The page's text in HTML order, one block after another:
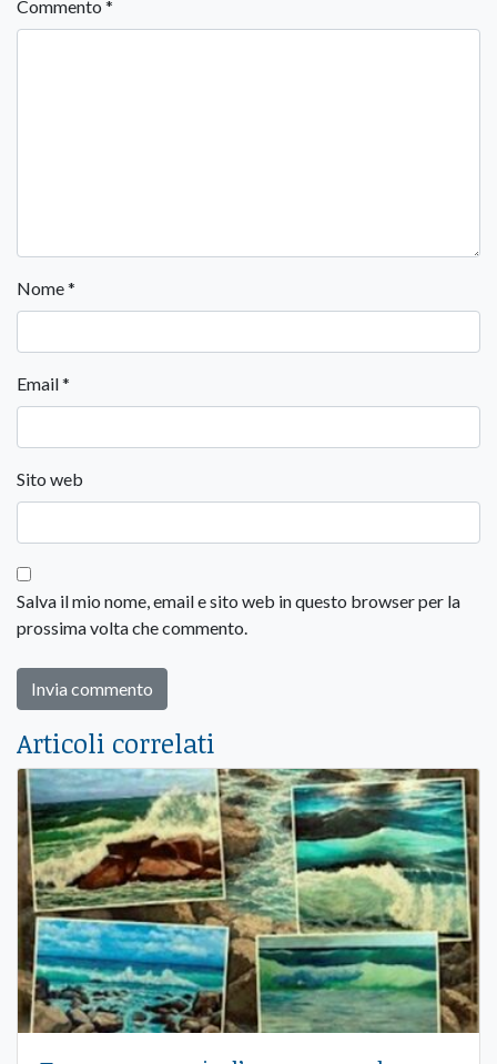
Commento *
Nome*
Email*
Sito web
Salva il mio nome, email e sito web in questo browser per la
prossima volta che commento.
Articoli correlati